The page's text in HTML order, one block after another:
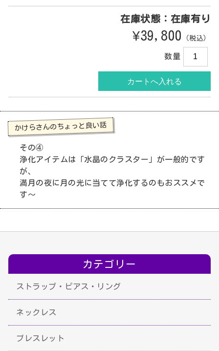
在庫状態：在庫有り
¥39,800 （税込）
数量
かけらさんのちょっと良い話
その④
浄化アイテムは「水晶のクラスター」が一般的です
が、
満月の夜に月の光に当てて浄化するのもおススメで
す～
カテゴリー
ストラップ・ピアス・リング
ネックレス
ブレスレット